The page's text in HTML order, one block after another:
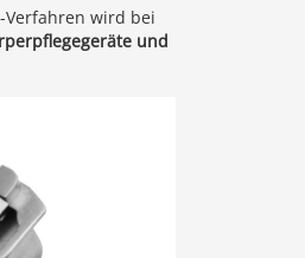
wird bei
und